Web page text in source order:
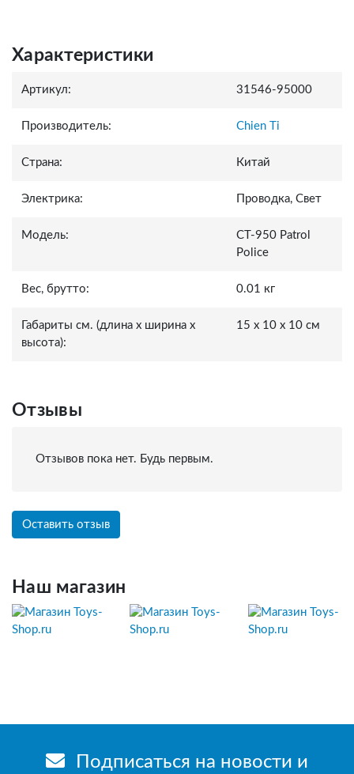
Характеристики
Артикул: 31546-95000
Производитель: Chien Ti
Страна: Китай
Электрика: Проводка, Свет
Модель:
СТ-950 Patrol
Police
Вес, брутто: 0.01 кг
Габариты см. (длина x ширина x
высота):
15 x 10 x 10 см
Отзывы
Отзывов пока нет. Будь первым.
Оставить отзыв
Наш магазин
Подписаться на новости и